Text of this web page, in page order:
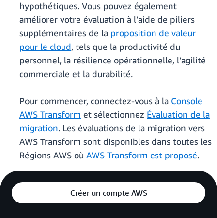
hypothétiques. Vous pouvez également
améliorer votre évaluation à l’aide de piliers
supplémentaires de la proposition de valeur
pour le cloud, tels que la productivité du
personnel, la résilience opérationnelle, l’agilité
commerciale et la durabilité.
Pour commencer, connectez-vous à la Console
AWS Transform et sélectionnez Évaluation de la
migration. Les évaluations de la migration vers
AWS Transform sont disponibles dans toutes les
Régions AWS où AWS Transform est proposé.
Créer un compte AWS